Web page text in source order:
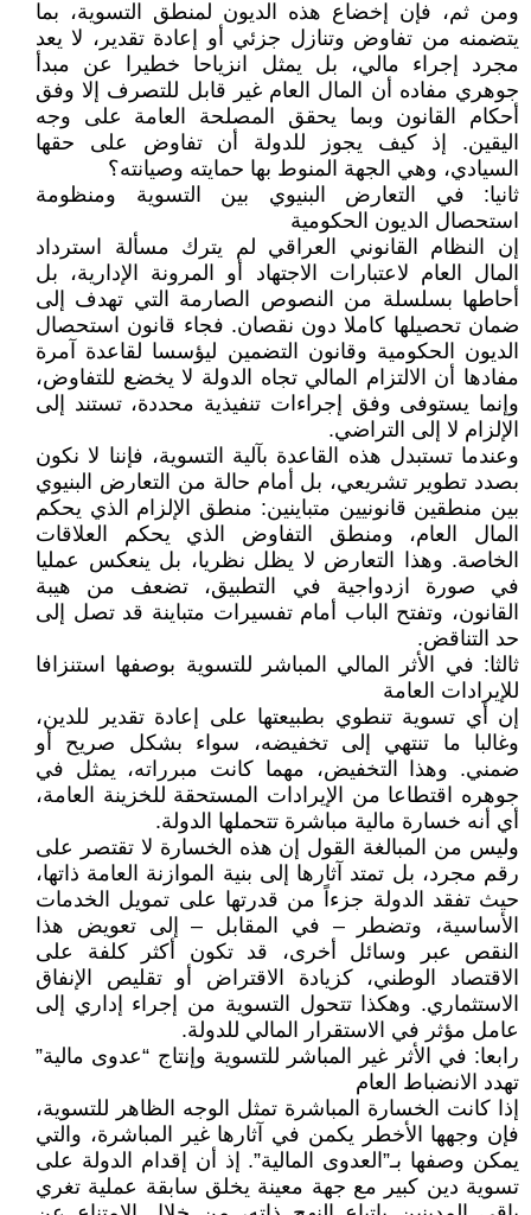
ومن ثم، فإن إخضاع هذه الديون لمنطق التسوية، بما
يتضمنه من تفاوض وتنازل جزئي أو إعادة تقدير، لا يعد
مجرد إجراء مالي، بل يمثل انزياحا خطيرا عن مبدأ
جوهري مفاده أن المال العام غير قابل للتصرف إلا وفق
أحكام القانون وبما يحقق المصلحة العامة على وجه
اليقين. إذ كيف يجوز للدولة أن تفاوض على حقها
السيادي، وهي الجهة المنوط بها حمايته وصيانته؟
ثانيا: في التعارض البنيوي بين التسوية ومنظومة
استحصال الديون الحكومية
إن النظام القانوني العراقي لم يترك مسألة استرداد
المال العام لاعتبارات الاجتهاد أو المرونة الإدارية، بل
أحاطها بسلسلة من النصوص الصارمة التي تهدف إلى
ضمان تحصيلها كاملا دون نقصان. فجاء قانون استحصال
الديون الحكومية وقانون التضمين ليؤسسا لقاعدة آمرة
مفادها أن الالتزام المالي تجاه الدولة لا يخضع للتفاوض،
وإنما يستوفى وفق إجراءات تنفيذية محددة، تستند إلى
الإلزام لا إلى التراضي.
وعندما تستبدل هذه القاعدة بآلية التسوية، فإننا لا نكون
بصدد تطوير تشريعي، بل أمام حالة من التعارض البنيوي
بين منطقين قانونيين متباينين: منطق الإلزام الذي يحكم
المال العام، ومنطق التفاوض الذي يحكم العلاقات
الخاصة. وهذا التعارض لا يظل نظريا، بل ينعكس عمليا
في صورة ازدواجية في التطبيق، تضعف من هيبة
القانون، وتفتح الباب أمام تفسيرات متباينة قد تصل إلى
حد التناقض.
ثالثا: في الأثر المالي المباشر للتسوية بوصفها استنزافا
للإيرادات العامة
إن أي تسوية تنطوي بطبيعتها على إعادة تقدير للدين،
وغالبا ما تنتهي إلى تخفيضه، سواء بشكل صريح أو
ضمني. وهذا التخفيض، مهما كانت مبرراته، يمثل في
جوهره اقتطاعا من الإيرادات المستحقة للخزينة العامة،
أي أنه خسارة مالية مباشرة تتحملها الدولة.
وليس من المبالغة القول إن هذه الخسارة لا تقتصر على
رقم مجرد، بل تمتد آثارها إلى بنية الموازنة العامة ذاتها،
حيث تفقد الدولة جزءاً من قدرتها على تمويل الخدمات
الأساسية، وتضطر – في المقابل – إلى تعويض هذا
النقص عبر وسائل أخرى، قد تكون أكثر كلفة على
الاقتصاد الوطني، كزيادة الاقتراض أو تقليص الإنفاق
الاستثماري. وهكذا تتحول التسوية من إجراء إداري إلى
عامل مؤثر في الاستقرار المالي للدولة.
رابعا: في الأثر غير المباشر للتسوية وإنتاج “عدوى مالية”
تهدد الانضباط العام
إذا كانت الخسارة المباشرة تمثل الوجه الظاهر للتسوية،
فإن وجهها الأخطر يكمن في آثارها غير المباشرة، والتي
يمكن وصفها بـ”العدوى المالية”. إذ أن إقدام الدولة على
تسوية دين كبير مع جهة معينة يخلق سابقة عملية تغري